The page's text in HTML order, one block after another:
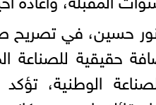
حسين، في تصريح
حقيقية للصناعة
الوطنية،